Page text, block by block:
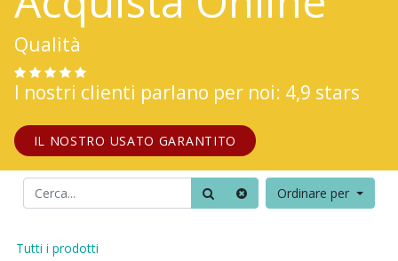
Qualità
I nostri clienti parlano per noi: 4,9 stars
IL NOSTRO USATO GARANTITO
Ordinare per
Tutti i prodotti